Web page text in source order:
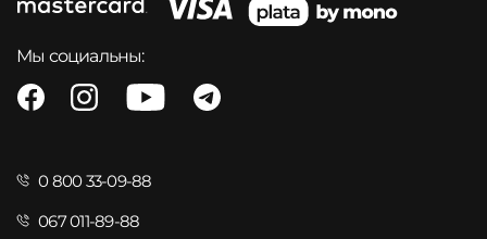
Мы социальны:
0 800 33-09-88
067 011-89-88